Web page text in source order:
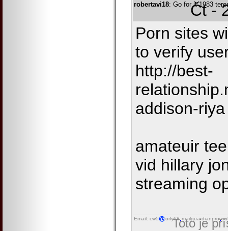
robertavi18: Go for it 1983
Čt -
Porn sites
to verify
http://best-
addison-riya
amateuir
vid hillary
streaming
Email: cw5 orly68 mailguardianpro
Toto je